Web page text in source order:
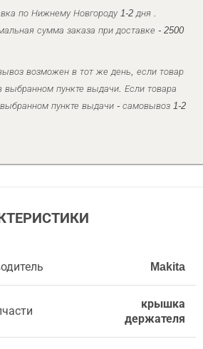
по Нижнему Новгороду 1-2 дня .
сумма заказа при доставке - 2500
возможен в тот же день, если товар
выбранном пункте выдачи. Если товара
пункте выдачи - самовывоз 1-2
Makita
крышка
держателя